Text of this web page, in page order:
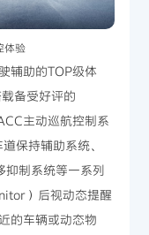
体验
辅助的TOP级体
备受好评的
主动巡航控制系
保持辅助系统、
抑制系统等一系列
）后视动态提醒
的车辆或动态物